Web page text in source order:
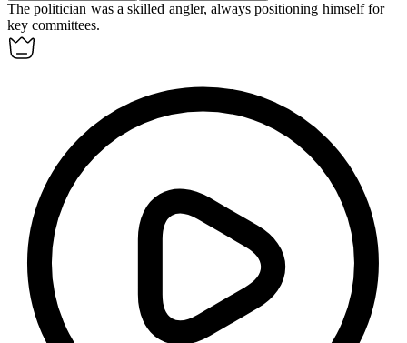
The politician was a skilled angler, always positioning himself for
key committees.